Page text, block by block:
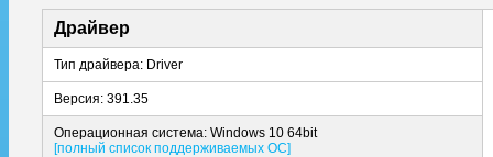
Драйвер
Тип драйвера: Driver
Версия: 391.35
Операционная система: Windows 10 64bit
[полный список поддерживаемых ОС]